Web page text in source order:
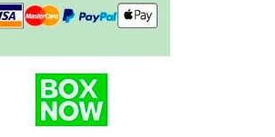
Sulfate, Arginine, Sodium
Cellulose Gum, Sodium
Sodium Monofluorophosphate
1450 ppmΜέγεθος: 75 ml